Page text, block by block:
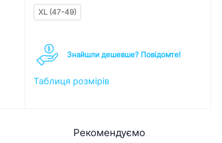
XL (47-49)
Знайшли дешевше? Повідомте!
Таблиця розмірів
Рекомендуємо